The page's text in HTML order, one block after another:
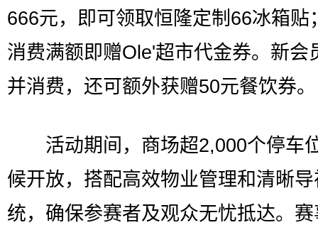
666元，即可领取恒隆定制66冰箱贴
消费满额即赠Ole'超市代金券。新会
并消费，还可额外获赠50元餐饮券。
活动期间，商场超2,000个停车
候开放，搭配高效物业管理和清晰
统，确保参赛者及观众无忧抵达。